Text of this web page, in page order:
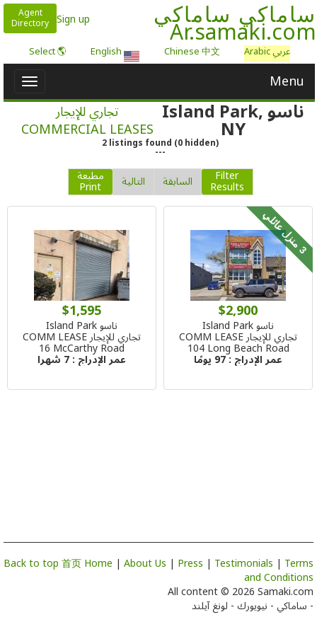
ساماكي ساماكي
Ar.samaki.com
Sign up
Agent
Directory
عربي Arabic Chinese 中文
English
🌎 Select
Toggle Menu
ناسو Island Park,
NY تجاري للإيجار
COMMERCIAL LEASES
2listings found (0hidden)
---
Filter
Results السابقة التالية مطبعة
Print
3
م
ن
ز
ل
ع
ا
ئ
ل
ي
$2,900
ناسو Island Park
تجاري للإيجار COMM LEASE
104 Long Beach Road
عمر الإدراج :97 يومًا
$1,595
ناسو Island Park
تجاري للإيجار COMM LEASE
16 McCarthy Road
عمر الإدراج :7 شهرا
Back to top首页 Home | About Us | Press | Testimonials | Terms
and Conditions
All content © 2026 Samaki.com
- ساماكي - نيويورك - لونغ آيلند